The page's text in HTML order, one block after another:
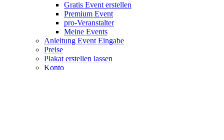
Gratis Event erstellen
Premium Event
pro-Veranstalter
Meine Events
Anleitung Event Eingabe
Preise
Plakat erstellen lassen
Konto